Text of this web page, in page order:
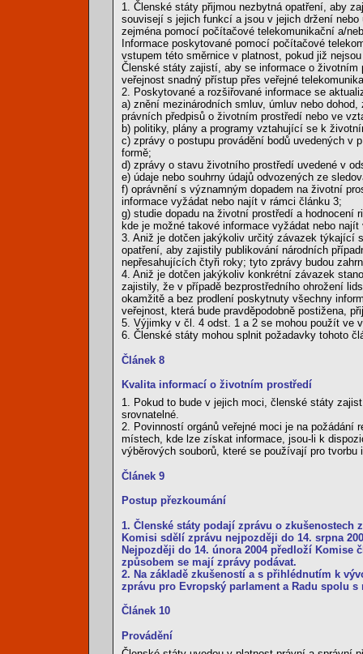
1. Členské státy přijmou nezbytná opatření, aby
souvisejí s jejich funkcí a jsou v jejich držení
zejména pomocí počítačové telekomunikační a/
Informace poskytované pomocí počítačové
vstupem této směrnice v platnost, pokud již
Členské státy zajistí, aby se informace o
veřejnost snadný přístup přes veřejné
2. Poskytované a rozšiřované informace se
a) znění mezinárodních smluv, úmluv nebo
právních předpisů o životním prostředí nebo ve
b) politiky, plány a programy vztahující se k
c) zprávy o postupu provádění bodů uvedených v
formě;
d) zprávy o stavu životního prostředí uvedené v
e) údaje nebo souhrny údajů odvozených ze
f) oprávnění s významným dopadem na životní
informace vyžádat nebo najít v rámci článku 3;
g) studie dopadu na životní prostředí a
kde je možné takové informace vyžádat nebo
3. Aniž je dotčen jakýkoliv určitý závazek týkající
opatření, aby zajistily publikování národních
nepřesahujících čtyři roky; tyto zprávy budou
4. Aniž je dotčen jakýkoliv konkrétní závazek
zajistily, že v případě bezprostředního ohrožení
okamžitě a bez prodlení poskytnuty všechny
veřejnost, která bude pravděpodobně postižena,
5. Výjimky v čl. 4 odst. 1 a 2 se mohou použít ve
6. Členské státy mohou splnit požadavky tohoto
Článek 8
Kvalita informací o životním prostředí
1. Pokud to bude v jejich moci, členské státy
srovnatelné.
2. Povinností orgánů veřejné moci je na požádání
místech, kde lze získat informace, jsou-li k
výběrových souborů, které se používají pro
Článek 9
Postup přezkoumání
1. Členské státy podají zprávu o zkušenostech
Komisi sdělí zprávu nejpozději do 14. srpna
Nejpozději do 14. února 2004 předloží Komise
způsobem se mají zprávy podávat.
2. Na základě zkušeností a s přihlédnutím k
zprávu pro Evropský parlament a Radu spolu
Článek 10
Provádění